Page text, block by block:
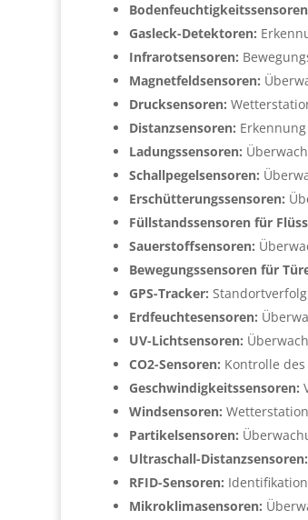
Gasleck-Detektoren:
Infrarotsensoren:
Magnetfeldsensoren:
Drucksensoren:
Distanzsensoren:
Ladungssensoren:
Schallpegelsensoren:
Erschütterungssensoren:
Füllstandssensoren für
Sauerstoffsensoren:
Bewegungssensoren für
GPS-Tracker:
Erdfeuchtesensoren:
UV-Lichtsensoren:
CO2-Sensoren: Kontrolle
Geschwindigkeitssensoren:
Windsensoren:
Partikelsensoren:
Ultraschall-Distanzsensoren:
RFID-Sensoren:
Mikroklimasensoren: